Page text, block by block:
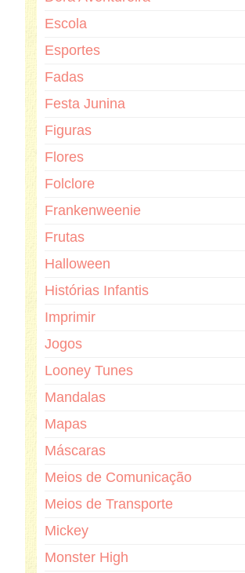
Escola
Esportes
Fadas
Festa Junina
Figuras
Flores
Folclore
Frankenweenie
Frutas
Halloween
Histórias Infantis
Imprimir
Jogos
Looney Tunes
Mandalas
Mapas
Máscaras
Meios de Comunicação
Meios de Transporte
Mickey
Monster High